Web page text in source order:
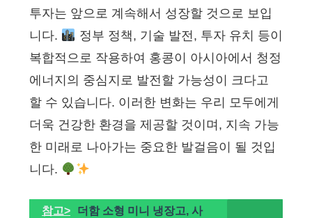
투자는 앞으로 계속해서 성장할 것으로 보입
니다.
정부 정책, 기술 발전, 투자 유치 등이
복합적으로 작용하여 홍콩이 아시아에서 청정
에너지의 중심지로 발전할 가능성이 크다고
할 수 있습니다. 이러한 변화는 우리 모두에게
더욱 건강한 환경을 제공할 것이며, 지속 가능
한 미래로 나아가는 중요한 발걸음이 될 것입
니다.
참고>
더함 소형 미니 냉장고, 사